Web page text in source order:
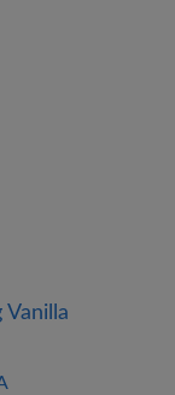
Vanilla